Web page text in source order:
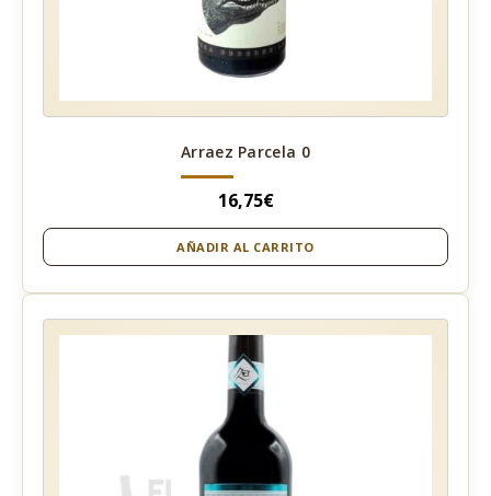
Arraez Parcela 0
16,75€
AÑADIR AL CARRITO